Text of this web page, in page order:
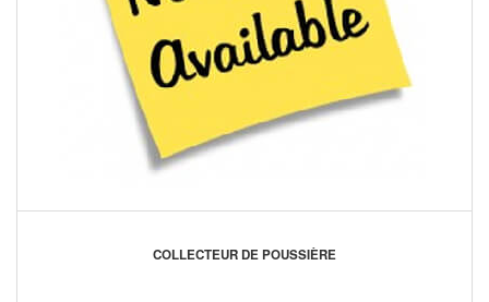
COLLECTEUR DE POUSSIÈRE